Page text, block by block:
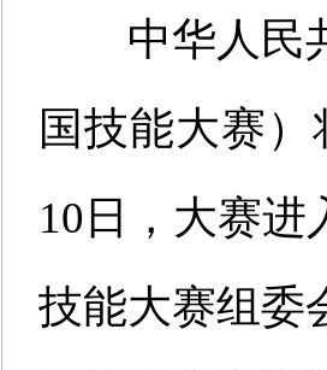
中华人民
国技能大赛）
10日， 大赛进
技能大赛组委